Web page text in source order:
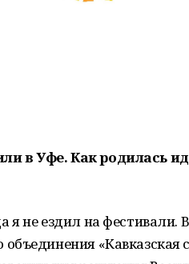
в Уфе. Как родилась
я не ездил на фестивали.
«Кавказская